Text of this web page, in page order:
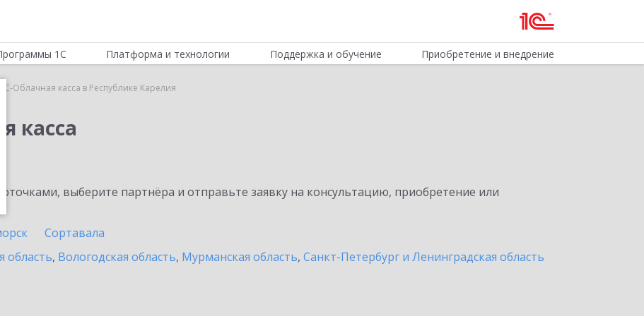
1С Платформа и технологии Поддержка и обучение Приобретение и внедрение
1С-Облачная касса в Республике Карелия
касса
выберите партнёра и отправьте заявку на консультацию, приобретение или
Сортавала
область, Вологодская область, Мурманская область, Санкт-Петербург и Ленинградская область